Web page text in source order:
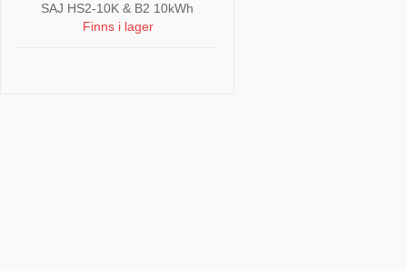
SAJ HS2-10K & B2 10kWh
Finns i lager